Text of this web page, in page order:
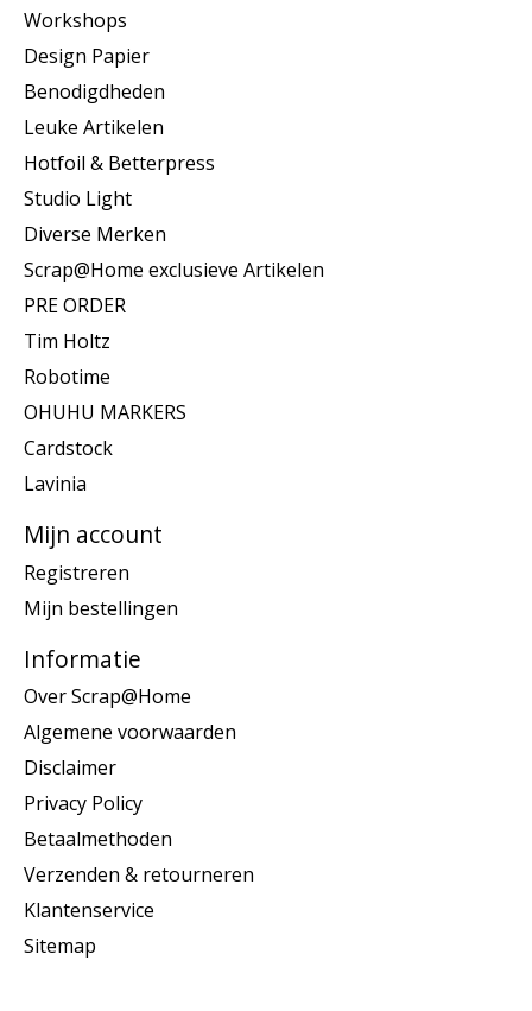
Workshops
Design Papier
Benodigdheden
Leuke Artikelen
Hotfoil & Betterpress
Studio Light
Diverse Merken
Scrap@Home exclusieve Artikelen
PRE ORDER
Tim Holtz
Robotime
OHUHU MARKERS
Cardstock
Lavinia
Mijn account
Registreren
Mijn bestellingen
Informatie
Over Scrap@Home
Algemene voorwaarden
Disclaimer
Privacy Policy
Betaalmethoden
Verzenden & retourneren
Klantenservice
Sitemap